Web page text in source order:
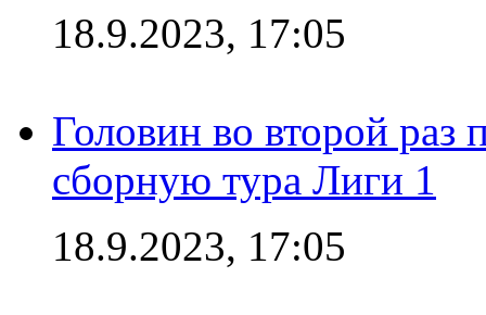
18.9.2023, 17:05
Головин во второй раз
сборную тура Лиги 1
18.9.2023, 17:05